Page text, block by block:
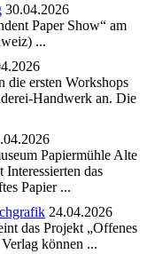
30.04.2026
Paper Show“ am
...
die ersten Workshops
Handwerk an. Die
Papiermühle Alte
das
Papier ...
24.04.2026
das Projekt „Offenes
können ...